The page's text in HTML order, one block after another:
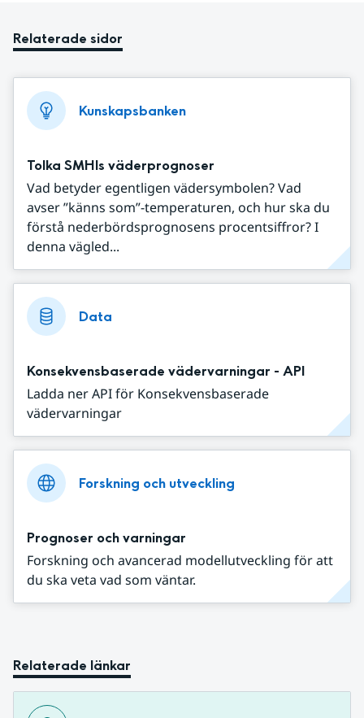
Relaterade sidor
Kunskapsbanken
Tolka SMHIs väderprognoser
Vad betyder egentligen vädersymbolen? Vad
avser ”känns som”-temperaturen, och hur ska du
förstå nederbördsprognosens procentsiffror? I
denna vägled...
Data
Konsekvensbaserade vädervarningar - API
Ladda ner API för Konsekvensbaserade
vädervarningar
Forskning och utveckling
Prognoser och varningar
Forskning och avancerad modellutveckling för att
du ska veta vad som väntar.
Relaterade länkar